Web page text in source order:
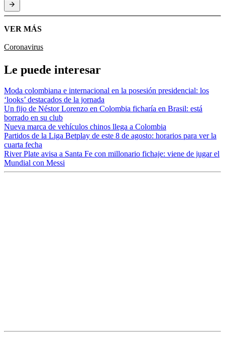
VER MÁS
Coronavirus
Le puede interesar
Moda colombiana e internacional en la posesión presidencial: los
‘looks’ destacados de la jornada
Un fijo de Néstor Lorenzo en Colombia ficharía en Brasil: está
borrado en su club
Nueva marca de vehículos chinos llega a Colombia
Partidos de la Liga Betplay de este 8 de agosto: horarios para ver la
cuarta fecha
River Plate avisa a Santa Fe con millonario fichaje: viene de jugar el
Mundial con Messi